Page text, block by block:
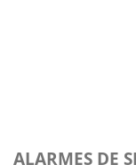
ALARMES DE